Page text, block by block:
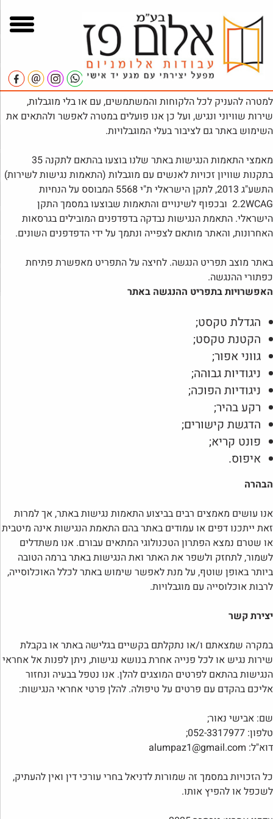
עבור
לתוכן
צור
קשרארכיון
הצהרת נגישות – "אלום פז"
אנו מאמינים כי יש לאפשר שימוש באתר לכלל הציבור. שמנו לנו
למטרה להעניק לכל הלקוחות והמשתמשים, עם או בלי מוגבלות,
שירות שוויוני ונגיש, ועל כן אנו פועלים במטרה לאפשר ולהתאים את
השימוש באתר גם לציבור בעלי המוגבלויות.
מאמצי התאמות הנגישות באתר שלנו בוצעו בהתאם לתקנה 35
בתקנות שוויון זכויות לאנשים עם מוגבלות (התאמות נגישות לשירות)
התשע"ג 2013, לתקן הישראלי ת"י 5568 המבוסס על הנחיות
2.2WCAG ובכפוף לשינויים והתאמות שבוצעו במסמך התקן
הישראלי. התאמת הנגישות נבדקה בדפדפנים המובילים בגרסאות
האחרונות, והאתר מותאם לצפייה ונתמך על ידי הדפדפנים השונים.
באתר מוצב תפריט הנגשה. לחיצה על התפריט מאפשרת פתיחת
כפתורי ההנגשה.
האפשרויות בתפריט ההנגשה באתר
הגדלת טקסט;
הקטנת טקסט;
גווני אפור;
ניגודיות גבוהה;
ניגודיות הפוכה;
רקע בהיר;
הדגשת קישורים;
פונט קריא;
איפוס.
הבהרה
אנו עושים מאמצים רבים בביצוע התאמות נגישות באתר, אך למרות
זאת ייתכנו דפים או עמודים באתר בהם התאמת הנגישות אינה מיטבית
או שטרם נמצא הפתרון הטכנולוגי המתאים עבורם. אנו משתדלים
לשמור, לתחזק ולשפר את האתר ואת הנגישות באתר ברמה הטובה
ביותר באופן שוטף, על מנת לאפשר שימוש באתר לכלל האוכלוסייה,
לרבות אוכלוסייה עם מוגבלויות.
יצירת קשר
במקרה שמצאתם ו/או נתקלתם בקשיים בגלישה באתר או בקבלת
שירות נגיש או לכל פנייה אחרת בנושא נגישות, ניתן לפנות אל אחראי
הנגישות בהתאם לפרטים המוצגים להלן. אנו נטפל בבעיה ונחזור
אליכם בהקדם עם פרטים על טיפולה. להלן פרטי אחראי הנגישות:
שם: אבישי נאור;
טלפון: 052-3317977;
דוא"ל: alumpaz1@gmail.com
כל הזכויות במסמך זה שמורותלדניאל בחרי עורכי דין ואין להעתיק,
לשכפל או להפיץ אותו.